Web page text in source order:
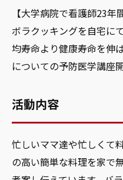
【大学病院で看護師23
ボラクッキングを自宅に
均寿命より健康寿命を伸
についての予防医学講座
活動内容
忙しいママ達や忙しくて
の高い簡単な料理を家で